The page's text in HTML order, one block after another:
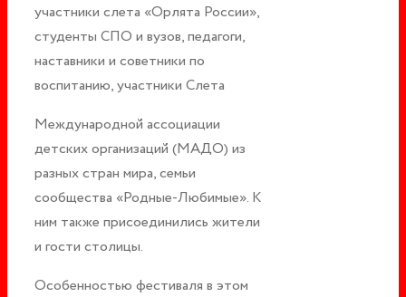
участники слета «Орлята России»,
студенты СПО и вузов, педагоги,
наставники и советники по
воспитанию, участники Слета
Международной ассоциации
детских организаций (МАДО) из
разных стран мира, семьи
сообщества «Родные-Любимые». К
ним также присоединились жители
и гости столицы.
Особенностью фестиваля в этом